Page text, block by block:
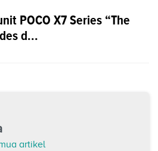
POCO X7 Series “The
d...
artikel